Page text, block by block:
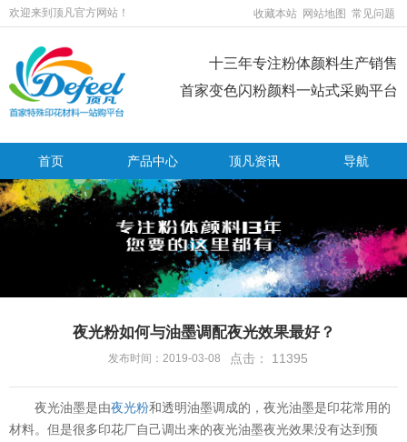
欢迎来到顶凡官方网站！ 收藏本站 网站地图 常见问题
十三年专注粉体颜料生产销售
首家变色闪粉颜料一站式采购平台
首页 产品中心 顶凡资讯 导航
夜光粉如何与油墨调配夜光效果最好？
发布时间：2019-03-08 点击： 11395
夜光油墨是由夜光粉和透明油墨调成的，夜光油墨是印花常用的
材料。但是很多印花厂自己调出来的夜光油墨夜光效果没有达到预